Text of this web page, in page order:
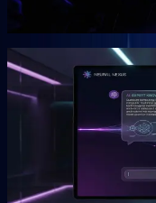
Gründer
Snipbird
Die KI-Plattform für
Snipbird ist das Tool,
Hype. Kein Basteln.
Unterstützung, direkt